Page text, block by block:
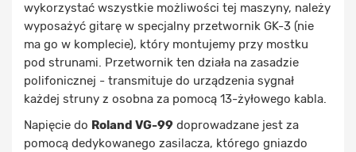
wykorzystać wszystkie możliwości tej maszyny, należy
wyposażyć gitarę w specjalny przetwornik GK-3 (nie
ma go w komplecie), który montujemy przy mostku
pod strunami. Przetwornik ten działa na zasadzie
polifonicznej - transmituje do urządzenia sygnał
każdej struny z osobna za pomocą 13-żyłowego kabla.
Napięcie do Roland VG-99 doprowadzane jest za
pomocą dedykowanego zasilacza, którego gniazdo